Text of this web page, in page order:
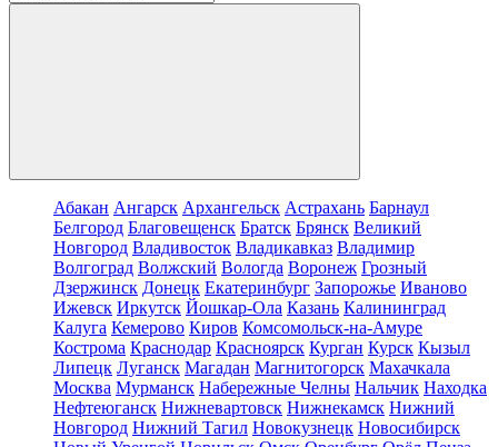
Абакан Ангарск Архангельск Астрахань Барнаул
Белгород Благовещенск Братск Брянск Великий
Новгород Владивосток Владикавказ Владимир
Волгоград Волжский Вологда Воронеж Грозный
Дзержинск Донецк Екатеринбург Запорожье Иваново
Ижевск Иркутск Йошкар-Ола Казань Калининград
Калуга Кемерово Киров Комсомольск-на-Амуре
Кострома Краснодар Красноярск Курган Курск Кызыл
Липецк Луганск Магадан Магнитогорск Махачкала
Москва Мурманск Набережные Челны Нальчик Находка
Нефтеюганск Нижневартовск Нижнекамск Нижний
Новгород Нижний Тагил Новокузнецк Новосибирск